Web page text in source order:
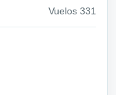
Vuelos 331